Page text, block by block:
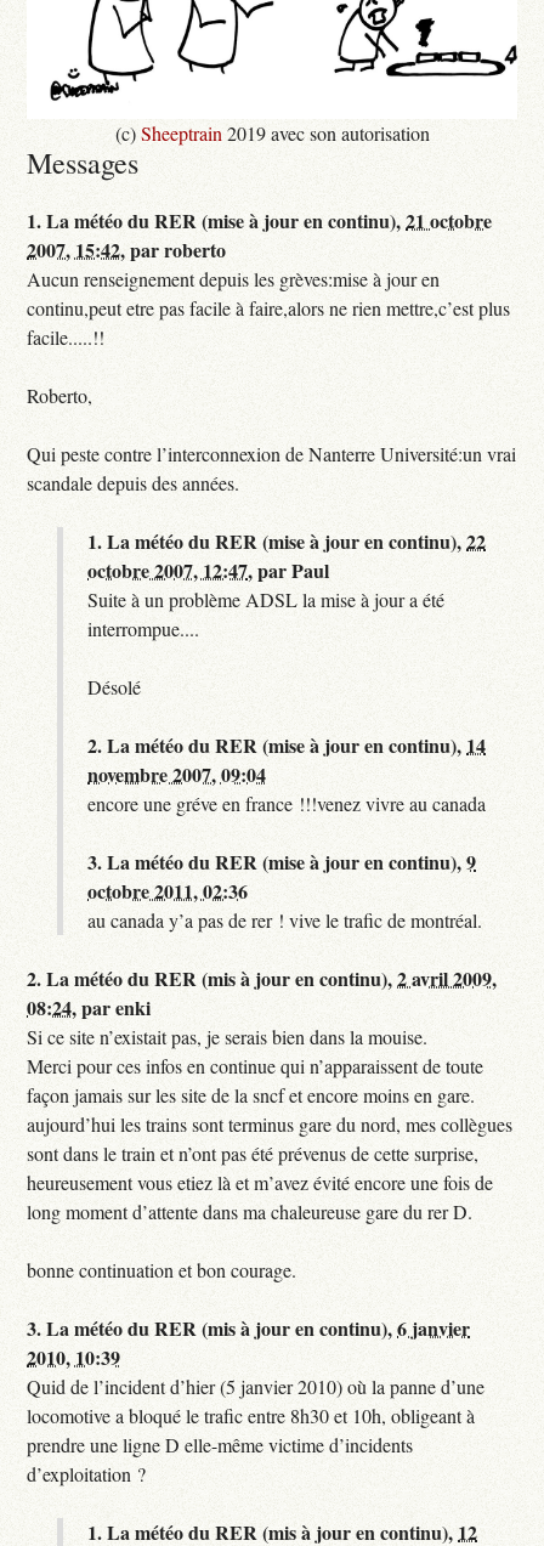
(c)Sheeptrain 2019 avec son autorisation
Messages
1.La météo du RER (mise à jour en continu),21 octobre
2007, 15:42,parroberto
Aucun renseignement depuis les grèves:mise à jour en
continu,peut etre pas facile à faire,alors ne rien mettre,c’est plus
facile.....!!
Roberto,
Qui peste contre l’interconnexion de Nanterre Université:un vrai
scandale depuis des années.
1.La météo du RER (mise à jour en continu),22
octobre 2007, 12:47,parPaul
Suite à un problème ADSL la mise à jour a été
interrompue....
Désolé
2.La météo du RER (mise à jour en continu), 14
novembre 2007, 09:04
encore une gréve en france !!!venez vivre au canada
3.La météo du RER (mise à jour en continu),9
octobre 2011, 02:36
au canada y’a pas de rer ! vive le trafic de montréal.
2.La météo du RER (mis à jour en continu),2 avril 2009,
08:24,parenki
Si ce site n’existait pas, je serais bien dans la mouise.
Merci pour ces infos en continue qui n’apparaissent de toute
façon jamais sur les site de la sncf et encore moins en gare.
aujourd’hui les trains sont terminus gare du nord, mes collègues
sont dans le train et n’ont pas été prévenus de cette surprise,
heureusement vous etiez là et m’avez évité encore une fois de
long moment d’attente dans ma chaleureuse gare du rer D.
bonne continuation et bon courage.
3.La météo du RER (mis à jour en continu),6 janvier
2010, 10:39
Quid de l’incident d’hier (5 janvier 2010) où la panne d’une
locomotive a bloqué le trafic entre 8h30 et 10h, obligeant à
prendre une ligne D elle-même victime d’incidents
d’exploitation ?
1.La météo du RER (mis à jour en continu), 12